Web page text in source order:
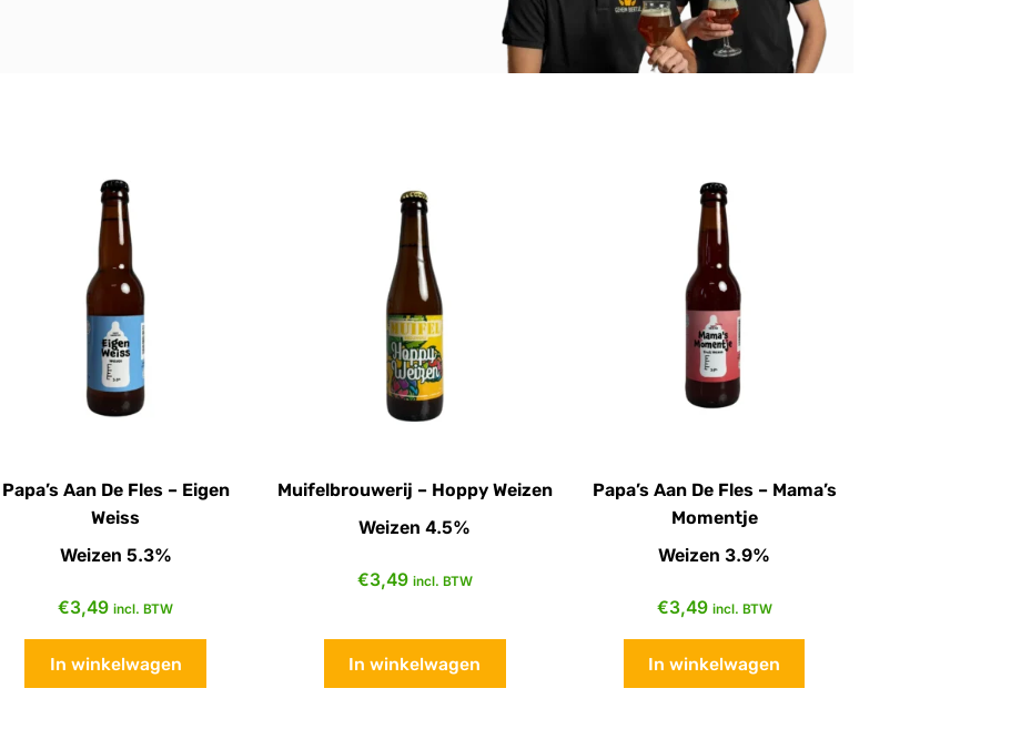
Papa’s Aan De Fles – Eigen
Weiss
Weizen 5.3%
€3,49 incl. BTW
In winkelwagen
Muifelbrouwerij – Hoppy Weizen
Weizen 4.5%
€3,49 incl. BTW
In winkelwagen
Papa’s Aan De Fles – Mama’s
Momentje
Weizen 3.9%
€3,49 incl. BTW
In winkelwagen